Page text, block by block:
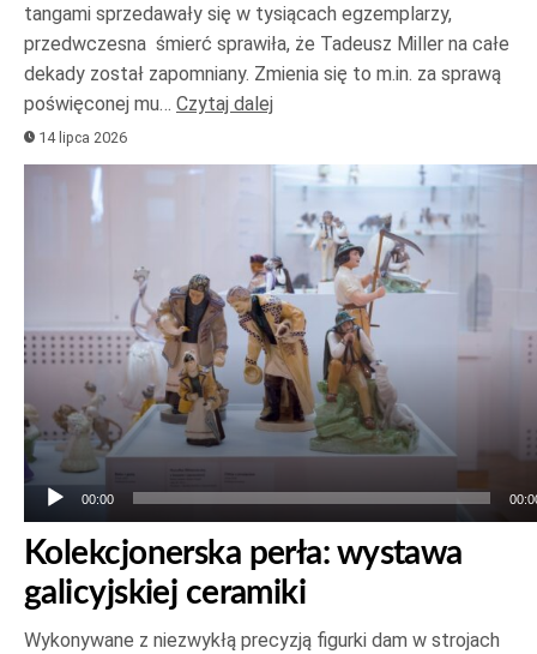
tangami sprzedawały się w tysiącach egzemplarzy,
przedwczesna śmierć sprawiła, że Tadeusz Miller na całe
dekady został zapomniany. Zmienia się to m.in. za sprawą
poświęconej mu… Czytaj dalej
14 lipca 2026
Odtwarzacz
00:00
Kolekcjonerska perła: wystawa
galicyjskiej ceramiki
Wykonywane z niezwykłą precyzją figurki dam w strojach